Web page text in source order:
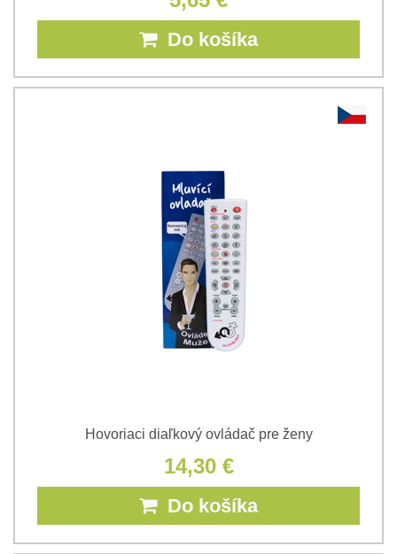
Do košíka
Hovoriaci diaľkový ovládač pre ženy
14,30 €
Do košíka